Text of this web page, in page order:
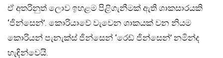
ඒ අතරිනුත් ලොව ඉහළම පිළිගැනීමක් ඇති ශාකසාරයකි
‘ජින්සෙන්’. කොරියාවේ වැවෙන ශාකයක් වන නියම
කොරියන් පැනැක්ස් ජින්සෙන් ‘රෙඩ් ජින්සෙන්’ නමින්ද
හැඳින්වෙයි.